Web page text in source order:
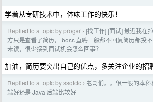
学着从专研技术中，体味工作的快乐！
Replied to a topic by proger › [找工作] [面试] 最近我在
方只是查看了简历， boss 直聘一般都不回复简历都投
未读，很少接到面试机会怎么回事？
加油，简历要突出自己的优点，多关注企业的招
Replied to a topic by ssqtctc › 老哥们。。很一般的本科
端好还是 Java 后端比较好